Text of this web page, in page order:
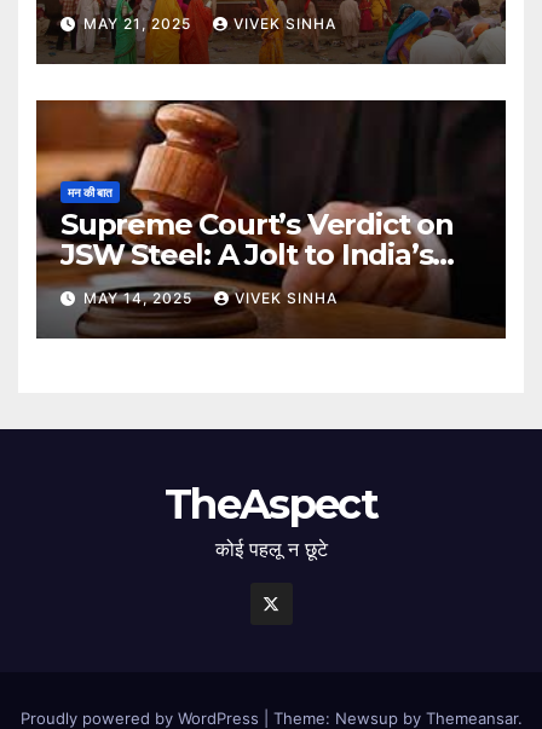
MAY 21, 2025 VIVEK SINHA
मन की बात
Supreme Court’s Verdict on
JSW Steel: A Jolt to India’s
Insolvency Framework
MAY 14, 2025 VIVEK SINHA
TheAspect
कोई पहलू न छूटे
Proudly powered by WordPress Theme: Newsup by Themeansar.